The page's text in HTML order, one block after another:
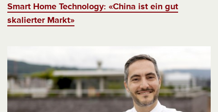
Smart Home Technology: «China ist ein gut
skalierter Markt»